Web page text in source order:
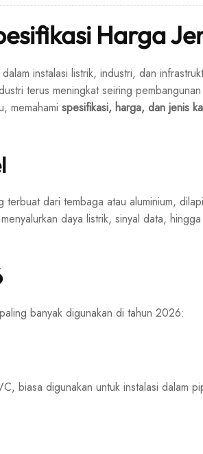
Harga
instalasi listrik, industri, dan
terus meningkat seiring
memahami spesifikasi, harga, dan jenis
dari tembaga atau aluminium,
daya listrik, sinyal data,
banyak digunakan di tahun 2026:
biasa digunakan untuk instalasi dalam